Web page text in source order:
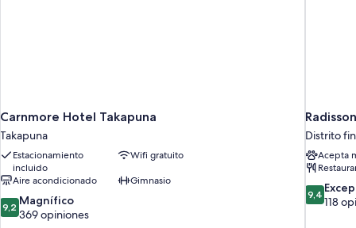
Carnmore Hotel Takapuna
Takapuna
Estacionamiento
incluido
Wifi gratuito
Aire acondicionado
Gimnasio
9.2
de
9,2 Magnífico
369 opiniones
Distrito
Acepta
9.4
de
9,4
118